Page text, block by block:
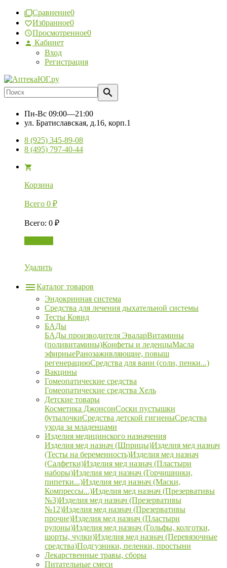
Сравнение0
Избранное0
Просмотренное0
Кабинет
Вход
Регистрация
Пн-Вс 09:00—21:00
ул. Братиславская, д.16, корп.1
8 (925) 345-89-08
8 (495) 797-40-44
Корзина
Всего 0 ₽
Всего: 0 ₽
Удалить
Каталог товаров
Эндокринная система
Средства для лечения дыхательной системы
Тесты Ковид
БАДы
БАДы производителя ЭваларВитамины
(поливитамины)Конфеты и леденцыМасла
эфирныеРанозаживляющие, повыш
регенерациюСредства для ванн (соли, пенки...)
Вакцины
Гомеопатические средства
Гомеопатические средства Хель
Детские товары
Косметика ДжонсонСоски пустышки
бутылочкиСредства детской гигиеныСредства
ухода за младенцами
Изделия медицинского назначения
Изделия мед назнач (Шприцы)Изделия мед назнач
(Тесты на беременность)Изделия мед назнач
(Салфетки)Изделия мед назнач (Пластыри
наборы)Изделия мед назнач (Горчишники,
пипетки...)Изделия мед назнач (Маски,
Компрессы...)Изделия мед назнач (Презервативы
№3)Изделия мед назнач (Презервативы
№12)Изделия мед назнач (Презервативы
прочие)Изделия мед назнач (Пластыри
рулоны)Изделия мед назнач (Гольфы, колготки,
шорты, чулки)Изделия мед назнач (Перевязочные
средства)Подгузники, пеленки, простыни
Лекарственные травы, сборы
Питательные смеси